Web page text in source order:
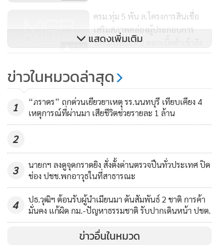
- ผู้ได้รับประโยชน์จากโครงการ คือ ประชาชนชาวไทย อายุ 21 ปี
ขึ้นไป ที่มีรายได้ประจำหรือผู้ประกอบอาชีพอิสระ (เช่น ผู้
ประกอบการรายย่อย พ่อค้า แม่ค้า หาบเร่แผงลอย)
- อนุมัติวงเงินสินเชื่อสูงสุด 20,000 บาทต่อราย โดยไม่ต้องมีหลัก
ประกัน
- ระยะเวลาการกู้ยืมได้สูงสุด 2 ปี โดยปลอดชำระหนี้เงินต้น 6
งวดแรก
- อัตราดอกเบี้ยคงที่ร้อยละ 0.35 ต่อเดือน
ผมจึงขอเชิญชวนพี่น้องที่มีความสนใจ เข้าร่วมงาน “มหกรรม
ร่วมใจแก้หนี้” ที่จะจัดขึ้นทั้ง 5 ครั้ง ซึ่งผมเชื่อว่าจะสามารถเป็น
ส่วนหนึ่งในการช่วยแก้ไขปัญหาของหลายๆ คน ในการเพิ่ม
คุณภาพชีวิต เพิ่มความสุขให้กับคนในครอบครัว ที่ไม่ต้องพึ่ง
หนทางที่อาจจะก่อให้เกิดปัญหาซ้ำเติม เช่นหนี้นอกระบบ หรือ
การหารายได้อย่างผิดกฎหมาย และเป็นการช่วยแก้ปัญหาสำคัญ
ของประเทศชาติ ในการพัฒนาคุณภาพของคนในประเทศ เพื่อ
พัฒนาประเทศของเราให้เดินหน้าอย่างมั่นคงได้ต่อไปครับ
110
ครม.ทุ่ม 5 พัน ล.โครงการสินเชื่อ
เสริมสภาพคล่องผู้ประกอบการ
ประมงระยะที่ 2 ดอกเบี้ยต่ำเข้าถึง
ง่าย
53
ธ.ก.ส.จัดมาตรการช่วยเหลือ
เกษตรกรพิษน้ำท่วม แนะแจ้งความ
ประสงค์ได้ทุกสาขา
แสดงเพิ่มเติม
ข่าวในหมวดล่าสุด
1
“ภราดร” ถกด่วนเยียวยาเหตุ รร.นนทบุรี เทียบเคียง 4
เหตุการณ์ที่ผ่านมา เสียชีวิตช่วยรายละ 1 ล้าน
2
3
นายกฯ ลงดูจุดกราดยิง สั่งตั้งด่านตรวจปืนทั่วประเทศ ปิด
ช่อง ปชช.พกอาวุธในที่สาธารณะ
4
ปธ.วุฒิฯ ต้อนรับผู้นำเมียนมา ดันสัมพันธ์ 2 ชาติ การค้า
มั่นคง แก้ผิด กม.-ปัญหาธรรมชาติ รับปากเดินหน้า ปชต.
ข่าวอื่นในหมวด